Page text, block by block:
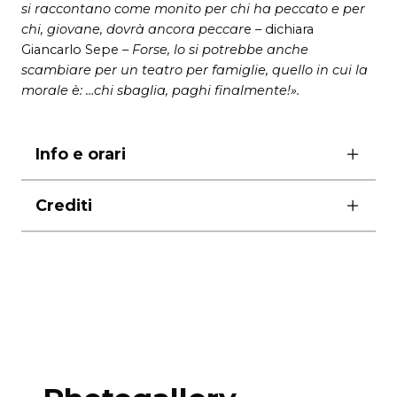
si raccontano come monito per chi ha peccato e per
chi, giovane, dovrà ancora peccare – dichiara
Giancarlo Sepe –Forse, lo si potrebbe anche
scambiare per un teatro per famiglie, quello in cui la
morale è: …chi sbaglia, paghi finalmente!».
Info e orari
prima ore 21.00
martedì e venerdì ore 21.00
mercoledì e sabato ore 19.00
Crediti
scenografie e costumi Carlo De Marino